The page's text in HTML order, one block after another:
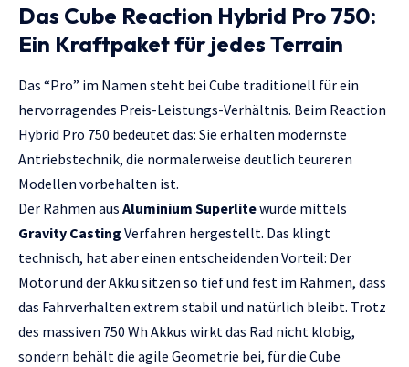
Das Cube Reaction Hybrid Pro 750:
Ein Kraftpaket für jedes Terrain
Das “Pro” im Namen steht bei Cube traditionell für ein
hervorragendes Preis-Leistungs-Verhältnis. Beim Reaction
Hybrid Pro 750 bedeutet das: Sie erhalten modernste
Antriebstechnik, die normalerweise deutlich teureren
Modellen vorbehalten ist.
Der Rahmen aus Aluminium Superlitewurde mittels
Gravity Casting Verfahren hergestellt. Das klingt
technisch, hat aber einen entscheidenden Vorteil: Der
Motor und der Akku sitzen so tief und fest im Rahmen, dass
das Fahrverhalten extrem stabil und natürlich bleibt. Trotz
des massiven 750 Wh Akkus wirkt das Rad nicht klobig,
sondern behält die agile Geometrie bei, für die Cube